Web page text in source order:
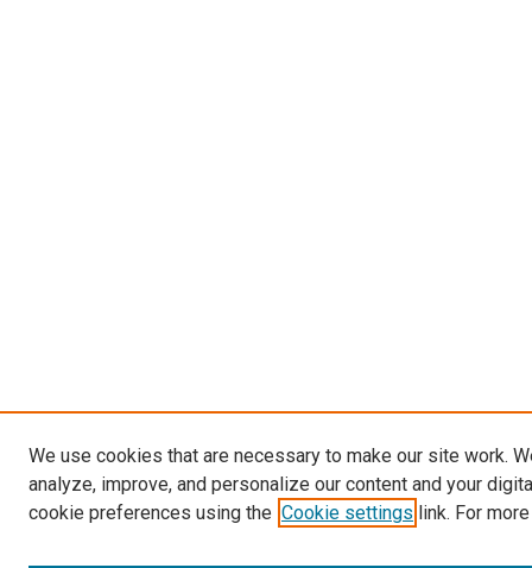
We use cookies that are necessary to make our site work.
analyze, improve, and personalize our content and your
cookie preferences using the Cookie settings link. For